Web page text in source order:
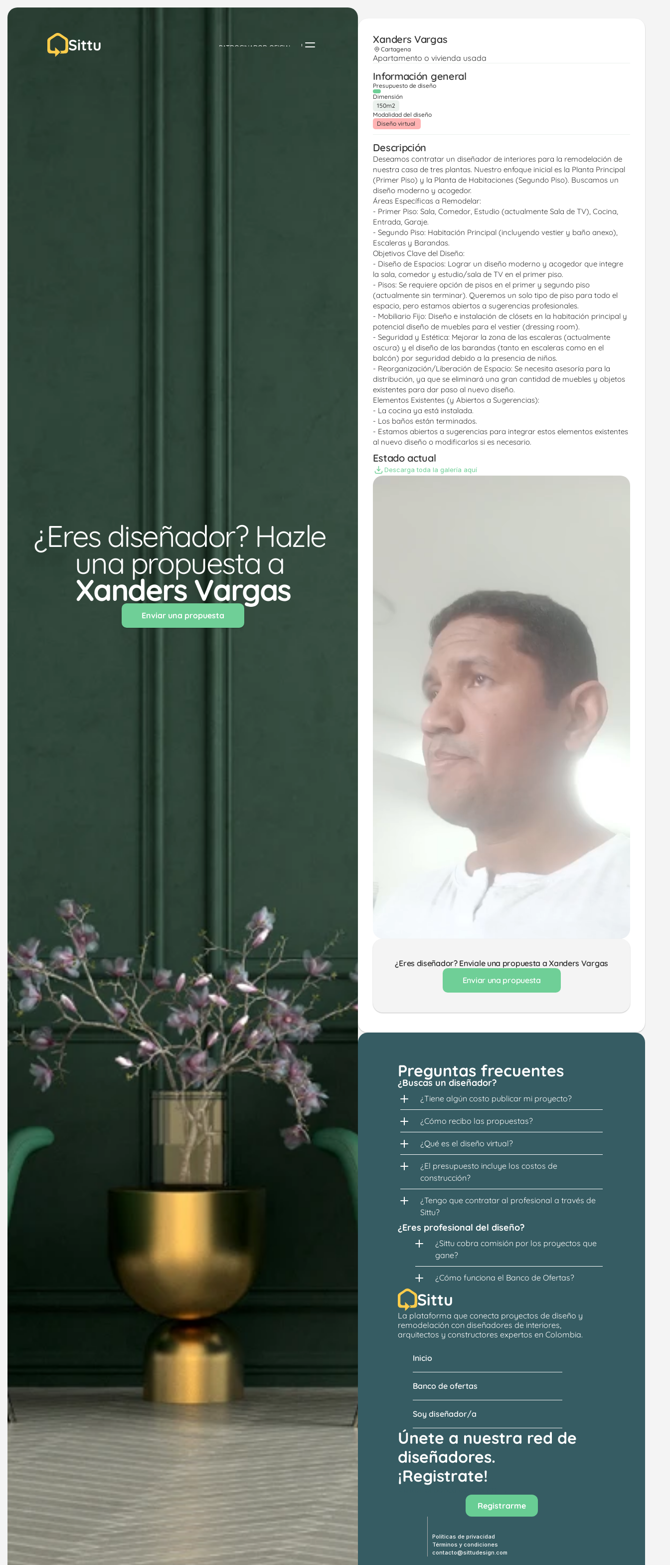
Sittu PATROCINADOR OFICIAL
¿Eres diseñador? Hazle
una propuesta a
Xanders Vargas
Enviar una propuesta
Xanders Vargas
Cartagena
Apartamento o vivienda usada
Información general
Presupuesto de diseño
Dimensión
150m2
Modalidad del diseño
Diseño virtual
Descripción
Deseamos contratar un diseñador de interiores para la remodelación de
nuestra casa de tres plantas. Nuestro enfoque inicial es la Planta Principal
(Primer Piso) y la Planta de Habitaciones (Segundo Piso). Buscamos un
diseño moderno y acogedor.
Áreas Específicas a Remodelar:
- Primer Piso: Sala, Comedor, Estudio (actualmente Sala de TV), Cocina,
Entrada, Garaje.
- Segundo Piso: Habitación Principal (incluyendo vestier y baño anexo),
Escaleras y Barandas.
Objetivos Clave del Diseño:
- Diseño de Espacios: Lograr un diseño moderno y acogedor que integre
la sala, comedor y estudio/sala de TV en el primer piso.
- Pisos: Se requiere opción de pisos en el primer y segundo piso
(actualmente sin terminar). Queremos un solo tipo de piso para todo el
espacio, pero estamos abiertos a sugerencias profesionales.
- Mobiliario Fijo: Diseño e instalación de clósets en la habitación principal y
potencial diseño de muebles para el vestier (dressing room).
- Seguridad y Estética: Mejorar la zona de las escaleras (actualmente
oscura) y el diseño de las barandas (tanto en escaleras como en el
balcón) por seguridad debido a la presencia de niños.
- Reorganización/Liberación de Espacio: Se necesita asesoría para la
distribución, ya que se eliminará una gran cantidad de muebles y objetos
existentes para dar paso al nuevo diseño.
Elementos Existentes (y Abiertos a Sugerencias):
- La cocina ya está instalada.
- Los baños están terminados.
- Estamos abiertos a sugerencias para integrar estos elementos existentes
al nuevo diseño o modificarlos si es necesario.
Estado actual
Descarga toda la galería aquí
¿Eres diseñador? Enviale una propuesta a Xanders Vargas
Enviar una propuesta
Preguntas frecuentes
¿Buscas un diseñador?
¿Tiene algún costo publicar mi proyecto?
¿Cómo recibo las propuestas?
¿Qué es el diseño virtual?
¿El presupuesto incluye los costos de
construcción?
¿Tengo que contratar al profesional a través de
Sittu?
¿Eres profesional del diseño?
¿Sittu cobra comisión por los proyectos que
gane?
¿Cómo funciona el Banco de Ofertas?
Sittu
La plataforma que conecta proyectos de diseño y
remodelación con diseñadores de interiores,
arquitectos y constructores expertos en Colombia.
Banco de ofertas
Soy diseñador/a
Inicio
Únete a nuestra red de
diseñadores.
¡Registrate!
Registrarme
Políticas de privacidad
Términos y condiciones
contacto@sittudesign.com